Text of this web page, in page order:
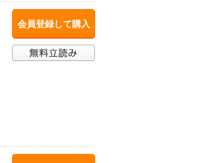
会員登録して購入